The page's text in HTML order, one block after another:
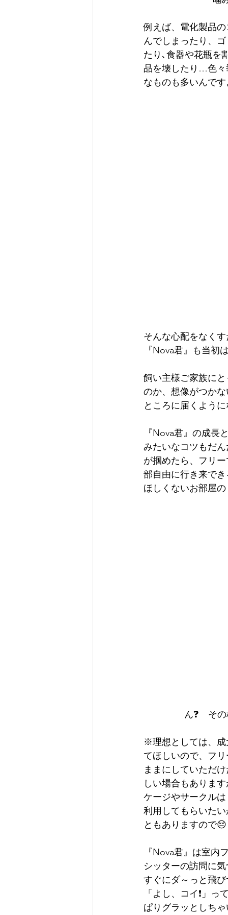
例えば、電化製品
んでしまったり、
たり､食器や花瓶を
品を壊したり…色々
なものも多いんで
そんな心配をなく
『Nova君』も当初
飼い主様ご家族に
のか、想像がつか
ところに届くよう
『Nova君』の成長
みたいなコツもだ
が掴めたら、フリ
部自由に行き来で
ほしくないお部屋
ん❓　そ
※理想としては、成
てほしいので、フ
ままにしていただ
しい場合もありま
ケージやサークル
利用してもらいた
ともありますので😔
『Nova君』は室内
シッターの訪問に
すぐにダ～っと飛
「よし、コイ❗」
ぱりグラッとしち